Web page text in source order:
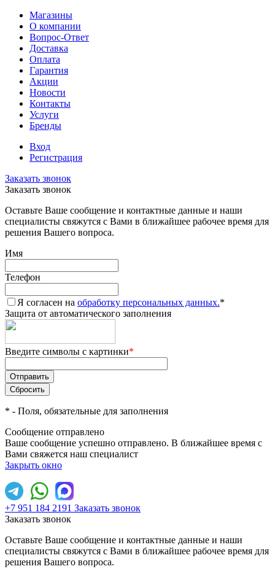
Магазины
О компании
Вопрос-Ответ
Доставка
Оплата
Гарантия
Акции
Новости
Контакты
Услуги
Бренды
Вход
Регистрация
Заказать звонок
Заказать звонок
Оставьте Ваше сообщение и контактные данные и наши
специалисты свяжутся с Вами в ближайшее рабочее время для
решения Вашего вопроса.
Имя
Телефон
Я согласен на обработку персональных данных.*
Защита от автоматического заполнения
Введите символы с картинки*
* - Поля, обязательные для заполнения
Сообщение отправлено
Ваше сообщение успешно отправлено. В ближайшее время с
Вами свяжется наш специалист
Закрыть окно
+7 951 184 2191 Заказать звонок
Заказать звонок
Оставьте Ваше сообщение и контактные данные и наши
специалисты свяжутся с Вами в ближайшее рабочее время для
решения Вашего вопроса.